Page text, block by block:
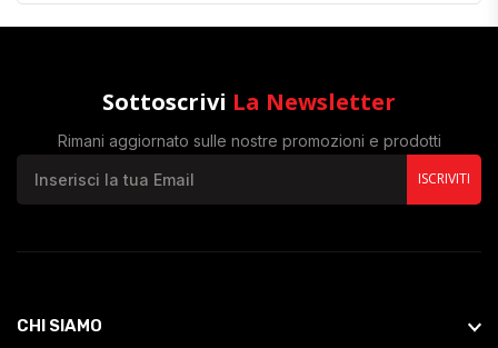
Sottoscrivi La Newsletter
Rimani aggiornato sulle nostre promozioni e prodotti
ISCRIVITI
CHI SIAMO